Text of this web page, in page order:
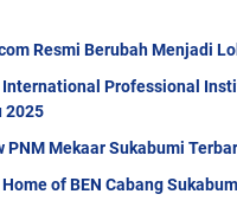
Resmi Berubah Menjadi
International Professional
2025
PNM Mekaar Sukabumi
of BEN Cabang